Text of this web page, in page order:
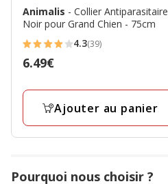
Animalis - Collier Antiparasitaire
Noir pour Grand Chien - 75cm
4.3
étoiles
4.3(39)
Prix
6.49€
Ajouter au panier
Pourquoi nous choisir ?